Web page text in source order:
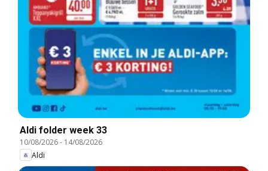
Aldi folder week 33
10/08/2026- 14/08/2026
Aldi